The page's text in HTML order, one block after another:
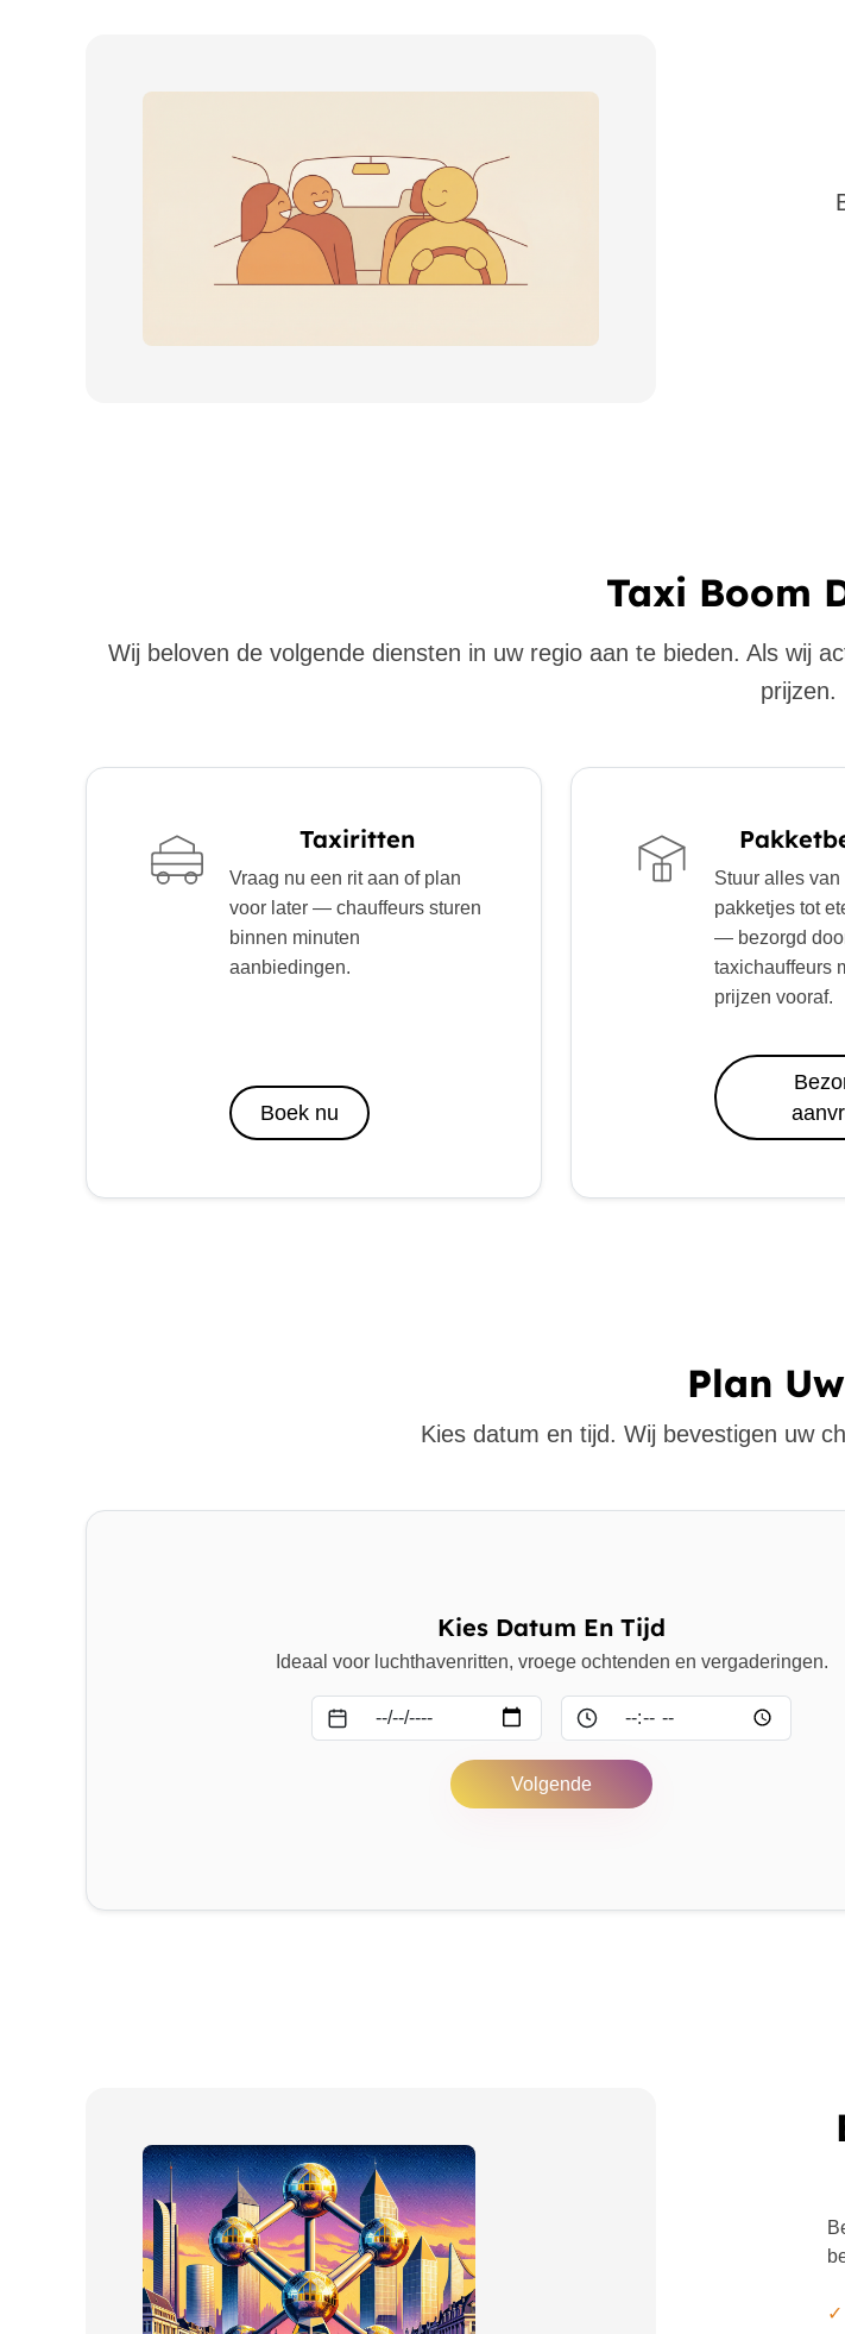
Taxi Boom
Wij beloven de volgende diensten in uw regio aan te bieden. Als wij
prijzen.
Taxiritten
Vraag nu een rit aan of plan
voor later — chauffeurs sturen
binnen minuten
aanbiedingen.
Boek nu
Stuur alles
pakketjes tot
— bezorgd
taxichauffeurs
prijzen vooraf.
Plan
Kies datum en tijd. Wij bevestigen uw
Kies Datum En Tijd
Ideaal voor luchthavenritten, vroege ochtenden en vergaderingen.
Volgende
✓